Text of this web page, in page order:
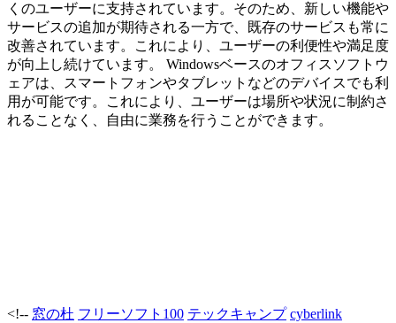
くのユーザーに支持されています。そのため、新しい機能や
サービスの追加が期待される一方で、既存のサービスも常に
改善されています。これにより、ユーザーの利便性や満足度
が向上し続けています。 Windowsベースのオフィスソフトウ
ェアは、スマートフォンやタブレットなどのデバイスでも利
用が可能です。これにより、ユーザーは場所や状況に制約さ
れることなく、自由に業務を行うことができます。
<!-- 窓の杜 フリーソフト100 テックキャンプ cyberlink